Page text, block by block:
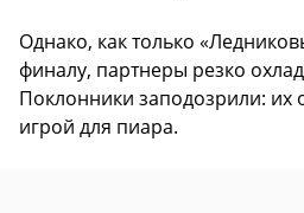
Однако, как только
финалу, партнеры резко
Поклонники заподозрили:
игрой для пиара.